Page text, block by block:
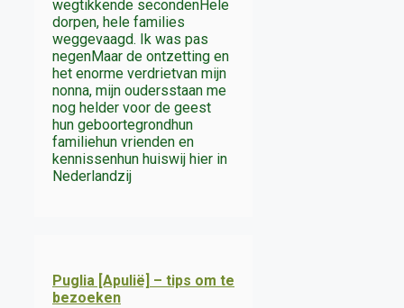
wegtikkende secondenHele
dorpen, hele families
weggevaagd. Ik was pas
negenMaar de ontzetting en
het enorme verdrietvan mijn
nonna, mijn oudersstaan me
nog helder voor de geest
hun geboortegrondhun
familiehun vrienden en
kennissenhun huiswij hier in
Nederlandzij
Puglia [Apulië] – tips om te
bezoeken